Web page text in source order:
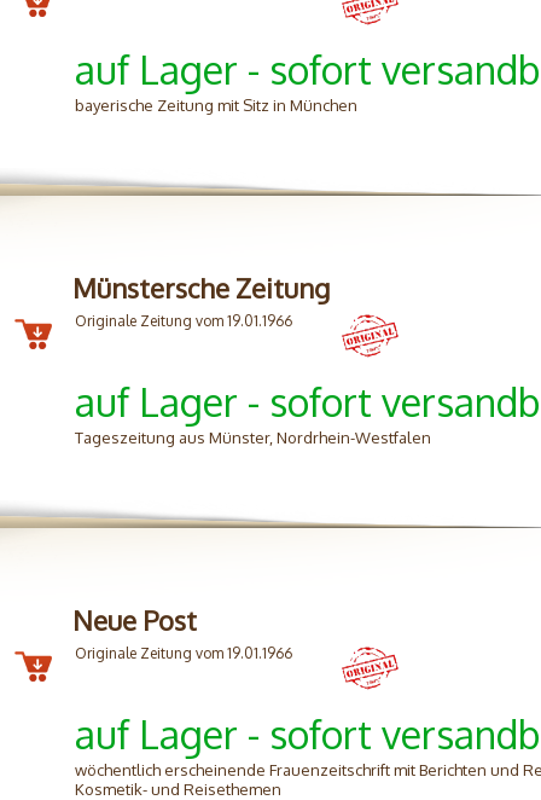
auf Lager - sofort
bayerische Zeitung mit Sitz in München
Münstersche Zeitung
Originale Zeitung vom 19.01.1966
auf Lager - sofort
Tageszeitung aus Münster, Nordrhein-Westfalen
Neue Post
Originale Zeitung vom 19.01.1966
auf Lager - sofort
wöchentlich erscheinende Frauenzeitschrift mit Berichten und
Kosmetik- und Reisethemen